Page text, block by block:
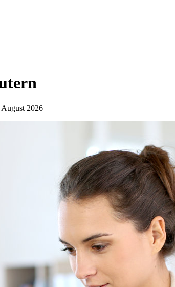
2026